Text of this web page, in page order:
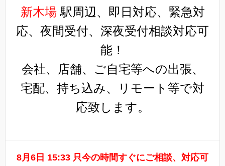
新木場駅周辺、即日対応、緊急対
応、夜間受付、深夜受付相談対応可
能！
会社、店舗、ご自宅等への出張、
宅配、持ち込み、リモート等で対
応致します。
8月6日 15:33 只今の時間すぐにご相談、対応可